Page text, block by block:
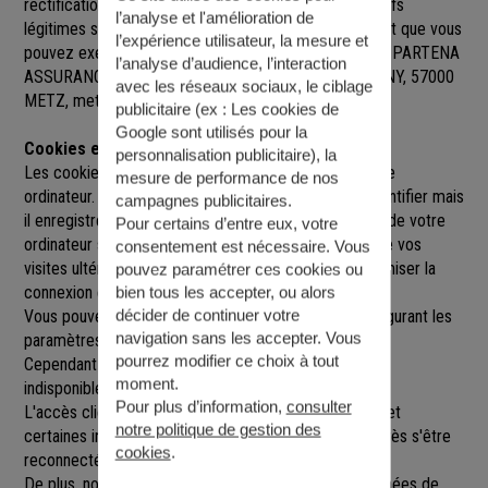
rectification, de suppression et d’opposition pour motifs
légitimes sur l’ensemble des données vous concernant que vous
pouvez exercer sur simple demande auprès de SARL PARTENA
ASSURANCES , à15 AVENUE DE LATTRE DE TASSIGNY, 57000
METZ, metz@agence.generali.fr.
Cookies et sessions
Les cookies sont de petits fichiers implantés sur votre
ordinateur. Un cookie ne nous permet pas de vous identifier mais
il enregistre des informations relatives à la navigation de votre
ordinateur sur notre site que nous pourrons lire lors de vos
visites ultérieures afin de faciliter la navigation, d'optimiser la
connexion et de personnaliser l'utilisation du site.
Vous pouvez refuser l'utilisation des cookies en configurant les
paramètres de votre navigateur Internet.
Cependant le fait de refuser les cookies peut rendre
indisponibles toutes ou certaines parties du site.
L'accès client est construit avec un délai de session, et
certaines informations ne seront remises à jour qu'après s'être
reconnecté sur le site.
l’analyse et l'amélioration de
l’expérience utilisateur, la mesure et
l’analyse d’audience, l’interaction
avec les réseaux sociaux, le ciblage
publicitaire (ex : Les cookies de
Google sont utilisés pour la
personnalisation publicitaire), la
mesure de performance de nos
campagnes publicitaires.
Pour certains d’entre eux, votre
consentement est nécessaire. Vous
pouvez paramétrer ces cookies ou
bien tous les accepter, ou alors
décider de continuer votre
navigation sans les accepter. Vous
pourrez modifier ce choix à tout
moment.
Pour plus d’information, consulter
notre politique de gestion des
cookies.